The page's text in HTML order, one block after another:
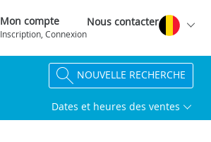
Mon compte
Inscription, Connexion
Nous contacter
NOUVELLE RECHERCHE
Dates et heures des ventes